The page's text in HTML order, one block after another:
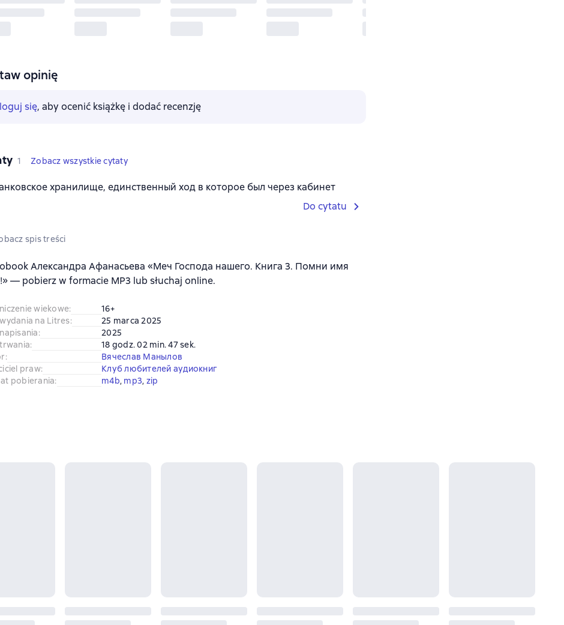
opinię
się, aby ocenić książkę i dodać recenzję
1 Zobacz wszystkie cytaty
хранилище, единственный ход в которое был через кабинет
Do cytatu
spis treści
Александра Афанасьева «Меч Господа нашего. Книга 3. Помни имя
— pobierz w formacie MP3 lub słuchaj online.
wiekowe:
16+
na Litres:
25 marca 2025
:
2025
:
18 godz. 02 min. 47 sek.
:
Вячеслав Манылов
praw:
Клуб любителей аудиокниг
pobierania: m4b, mp3, zip